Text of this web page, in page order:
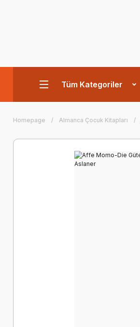
Tüm Kategoriler
Homepage Almanca Çocuk Kitapları